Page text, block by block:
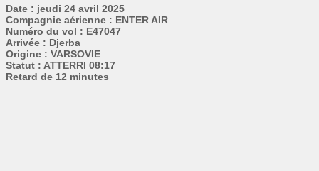
Date : jeudi 24 avril 2025
Compagnie aérienne : ENTER AIR
Numéro du vol : E47047
Arrivée : Djerba
Origine : VARSOVIE
Statut : ATTERRI 08:17
Retard de 12 minutes